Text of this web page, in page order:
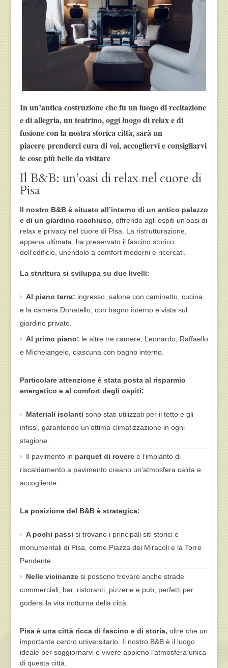
In un’antica costruzione che fu un luogo di recitazione
e diallegria, un teatrino, oggi luogo di relax e di
fusione con la nostra storica città, sarà un
piacere prenderci cura di voi, accogliervi e consigliarvi
le cose più belle da visitare
Il B&B: un’oasi di relax nel cuore di
Pisa
Il nostro B&B è situato all’interno di un antico palazzo
e di un giardino racchiuso, offrendo agli ospiti un’oasi di
relax e privacy nel cuore di Pisa. La ristrutturazione,
appena ultimata, ha preservato il fascino storico
dell’edificio, unendolo a comfort moderni e ricercati.
La struttura si sviluppa su due livelli:
Al piano terra: ingresso, salone con caminetto, cucina
e la camera Donatello, con bagno interno e vista sul
giardino privato.
Al primo piano: le altre tre camere, Leonardo, Raffaello
e Michelangelo, ciascuna con bagno interno.
Particolare attenzione è stata posta al risparmio
energetico e al comfort degli ospiti:
Materiali isolanti sono stati utilizzati per il tetto e gli
infissi, garantendo un’ottima climatizzazione in ogni
stagione.
Il pavimento in parquet di roveree l’impianto di
riscaldamento a pavimento creano un’atmosfera calda e
accogliente.
La posizione del B&B è strategica:
A pochi passi si trovano i principali siti storici e
monumentali di Pisa, come Piazza dei Miracoli e la Torre
Pendente.
Nelle vicinanzesi possono trovare anche strade
commerciali, bar, ristoranti, pizzerie e pub, perfetti per
godersi la vita notturna della città.
Pisa è una città ricca di fascino e di storia, oltre che un
importante centro universitario. Il nostro B&B è il luogo
ideale per soggiornarvi e vivere appieno l’atmosfera unica
di questa città.